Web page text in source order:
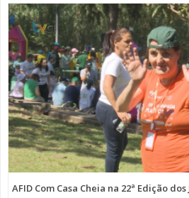
AFID Com Casa Cheia na 22ª Edição